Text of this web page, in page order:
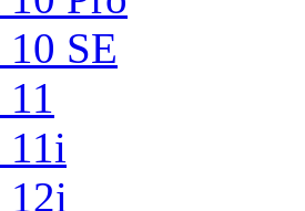
SE
11i
12i